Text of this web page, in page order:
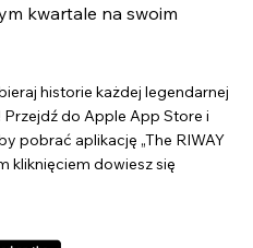
kwartale na swoim
historie każdej legendarnej
do Apple App Store i
pobrać aplikację „The RIWAY
kliknięciem dowiesz się